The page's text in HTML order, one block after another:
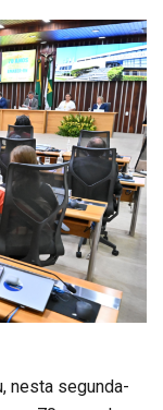
nesta segunda-